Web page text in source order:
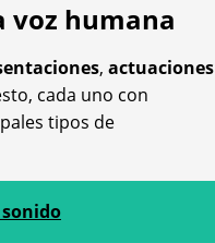
voz humana
, actuaciones
cada uno con
tipos de